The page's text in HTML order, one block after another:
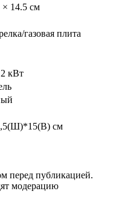
× 14.5 см
газовая плита
кВт
см
перед публикацией.
модерацию